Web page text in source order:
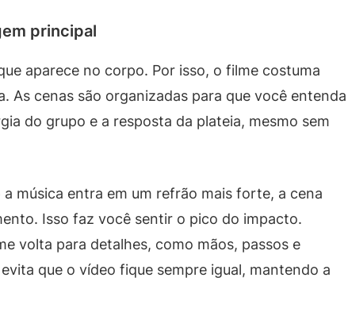
principal
aparece no corpo. Por isso, o filme costuma
As cenas são organizadas para que você entenda
do grupo e a resposta da plateia, mesmo sem
música entra em um refrão mais forte, a cena
Isso faz você sentir o pico do impacto.
volta para detalhes, como mãos, passos e
que o vídeo fique sempre igual, mantendo a